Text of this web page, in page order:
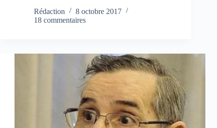
Rédaction
8 octobre 2017
18 commentaires